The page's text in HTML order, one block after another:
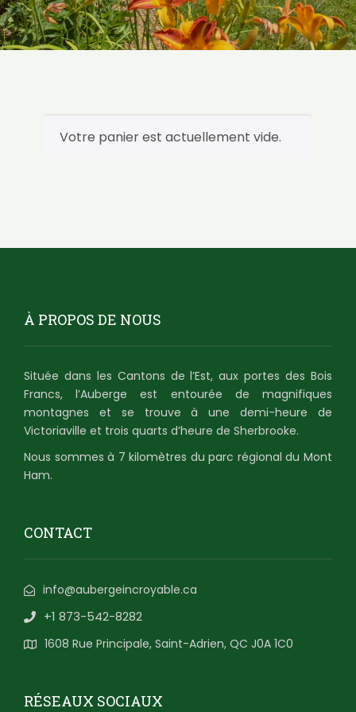
Votre panier est actuellement vide.
À PROPOS DE NOUS
Située dans les Cantons de l’Est, aux portes des Bois
Francs, l’Auberge est entourée de magnifiques
montagnes et se trouve à une demi-heure de
Victoriaville et trois quarts d’heure de Sherbrooke.
Nous sommes à 7 kilomètres du parc régional du Mont
Ham.
CONTACT
info@aubergeincroyable.ca
+1 873-542-8282
1608 Rue Principale, Saint-Adrien, QC J0A 1C0
RÉSEAUX SOCIAUX